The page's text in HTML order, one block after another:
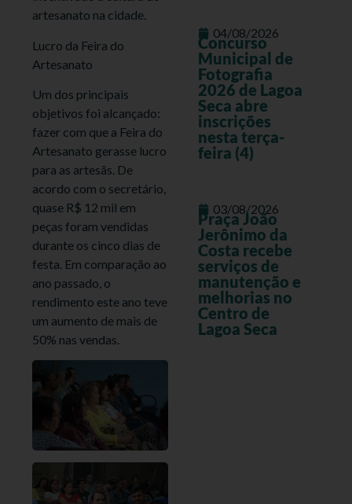
artesanato na cidade.
Lucro da Feira do
Artesanato
Um dos principais
objetivos foi alcançado:
fazer com que a Feira do
Artesanato gerasse lucro
para as artesãs. De
acordo com o secretário,
quase R$ 12 mil em
peças foram vendidas
durante os cinco dias de
festa. Em comparação ao
ano passado, o
rendimento este ano teve
um aumento de mais de
50% nas vendas.
04/08/2026
Concurso
Municipal de
Fotografia
2026 de Lagoa
Seca abre
inscrições
nesta terça-
feira (4)
03/08/2026
Praça João
Jerônimo da
Costa recebe
serviços de
manutenção e
melhorias no
Centro de
Lagoa Seca